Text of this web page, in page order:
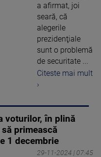
a afirmat, joi
seară, că
alegerile
prezidenţiale
sunt o problemă
de securitate ...
Citeste mai mult
›
voturilor, în plină
primească
1 decembrie
29-11-2024 | 07:45